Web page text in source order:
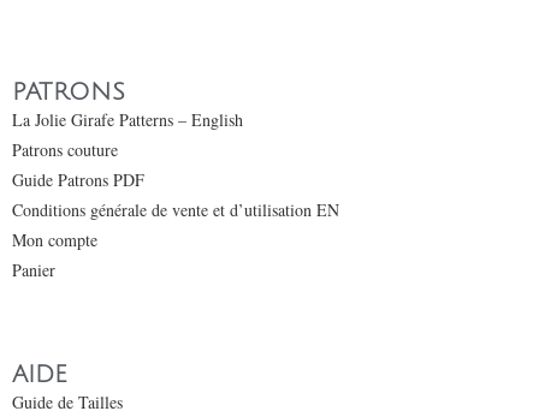
PATRONS
La Jolie Girafe Patterns – English
Patrons couture
Guide Patrons PDF
Conditions générale de vente et d’utilisation EN
Mon compte
Panier
AIDE
Guide de Tailles